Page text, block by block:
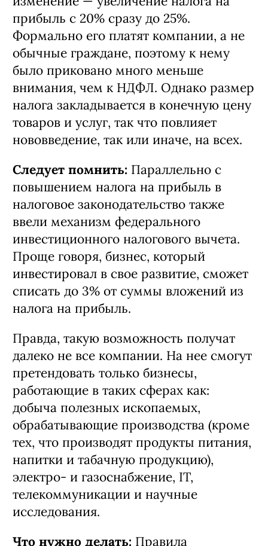
Что изменилось:Еще одно глобальное
изменение — увеличение налога на
прибыль с 20% сразу до 25%.
Формально его платят компании, а не
обычные граждане, поэтому к нему
было приковано много меньше
внимания, чем к НДФЛ. Однако размер
налога закладывается в конечную цену
товаров и услуг, так что повлияет
нововведение, так или иначе, на всех.
Следует помнить:Параллельно с
повышением налога на прибыль в
налоговое законодательство также
ввели механизм федерального
инвестиционного налогового вычета.
Проще говоря, бизнес, который
инвестировал в свое развитие, сможет
списать до 3% от суммы вложений из
налога на прибыль.
Правда, такую возможность получат
далеко не все компании. На нее смогут
претендовать только бизнесы,
работающие в таких сферах как:
добыча полезных ископаемых,
обрабатывающие производства (кроме
тех, что производят продукты питания,
напитки и табачную продукцию),
электро- и газоснабжение, IT,
телекоммуникации и научные
исследования.